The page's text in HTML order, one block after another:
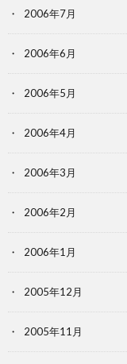
2006年7月
2006年6月
2006年5月
2006年4月
2006年3月
2006年2月
2006年1月
2005年12月
2005年11月